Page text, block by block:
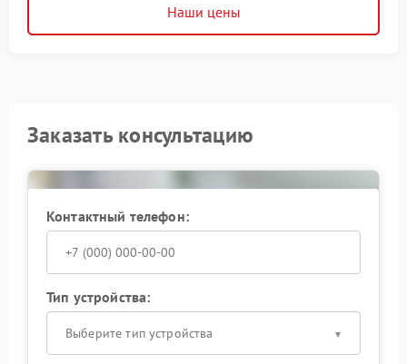
Наши цены
Заказать консультацию
Контактный телефон:
Тип устройства:
Выберите тип устройства